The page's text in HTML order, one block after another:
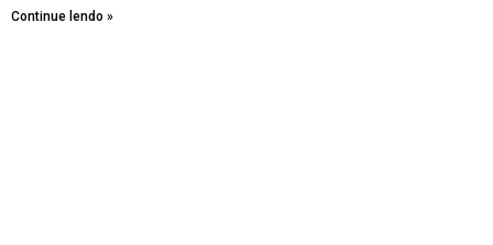
Continue lendo »